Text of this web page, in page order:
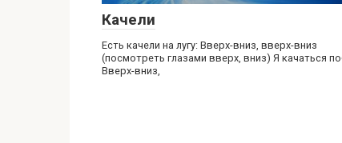
Качели
Есть качели на лугу: Вверх-вниз, вверх-вниз
(посмотреть глазами вверх, вниз) Я качаться
Вверх-вниз,